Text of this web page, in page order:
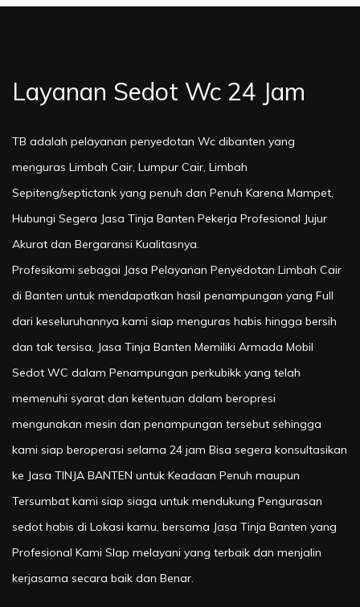
Layanan Sedot Wc 24 Jam
TB adalah pelayanan penyedotan Wc dibanten yang
menguras Limbah Cair, Lumpur Cair, Limbah
Sepiteng/septictank yang penuh dan Penuh Karena Mampet,
Hubungi Segera Jasa Tinja Banten Pekerja Profesional Jujur
Akurat dan Bergaransi Kualitasnya.
Profesikami sebagai Jasa Pelayanan Penyedotan Limbah Cair
di Banten untuk mendapatkan hasil penampungan yang Full
dari keseluruhannya kami siap menguras habis hingga bersih
dan tak tersisa, Jasa Tinja Banten Memiliki Armada Mobil
Sedot WC dalam Penampungan perkubikk yang telah
memenuhi syarat dan ketentuan dalam beropresi
mengunakan mesin dan penampungan tersebut sehingga
kami siap beroperasi selama 24 jam Bisa segera konsultasikan
ke Jasa TINJA BANTEN untuk Keadaan Penuh maupun
Tersumbat kami siap siaga untuk mendukung Pengurasan
sedot habis di Lokasi kamu, bersama Jasa Tinja Banten yang
Profesional Kami SIap melayani yang terbaik dan menjalin
kerjasama secara baik dan Benar.